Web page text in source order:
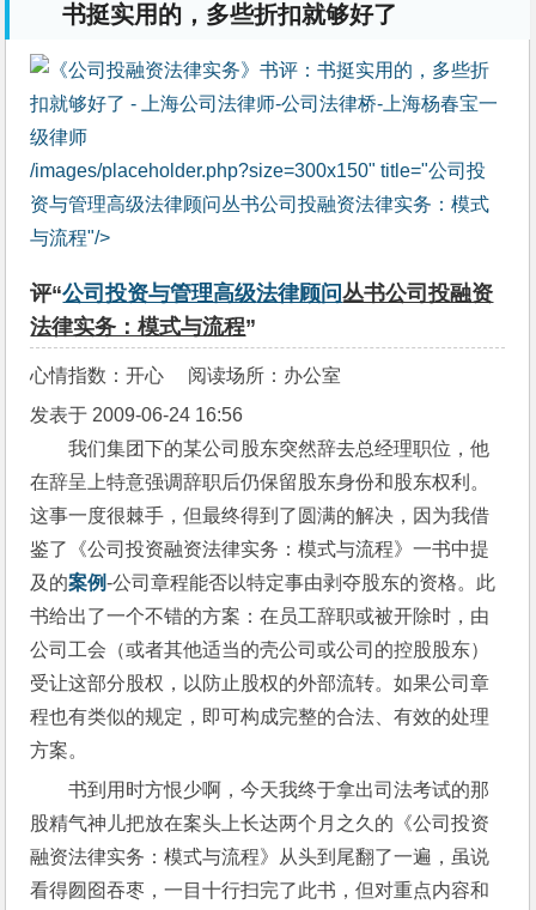
书挺实用的，多些折扣就够好了
/images/placeholder.php?size=300x150" title="公司投
资与管理高级法律顾问丛书公司投融资法律实务：模式
与流程"/>
评“公司投资与管理高级法律顾问丛书公司投融资
法律实务：模式与流程”
心情指数：开心 阅读场所：办公室
发表于 2009-06-24 16:56
我们集团下的某公司股东突然辞去总经理职位，他
在辞呈上特意强调辞职后仍保留股东身份和股东权利。
这事一度很棘手，但最终得到了圆满的解决，因为我借
鉴了《公司投资融资法律实务：模式与流程》一书中提
及的案例-公司章程能否以特定事由剥夺股东的资格。此
书给出了一个不错的方案：在员工辞职或被开除时，由
公司工会（或者其他适当的壳公司或公司的控股股东）
受让这部分股权，以防止股权的外部流转。如果公司章
程也有类似的规定，即可构成完整的合法、有效的处理
方案。
书到用时方恨少啊，今天我终于拿出司法考试的那
股精气神儿把放在案头上长达两个月之久的《公司投资
融资法律实务：模式与流程》从头到尾翻了一遍，虽说
看得囫囵吞枣，一目十行扫完了此书，但对重点内容和